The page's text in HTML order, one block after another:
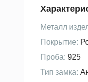
Металл
Покрытие:
Проба: 925
Тип замка: